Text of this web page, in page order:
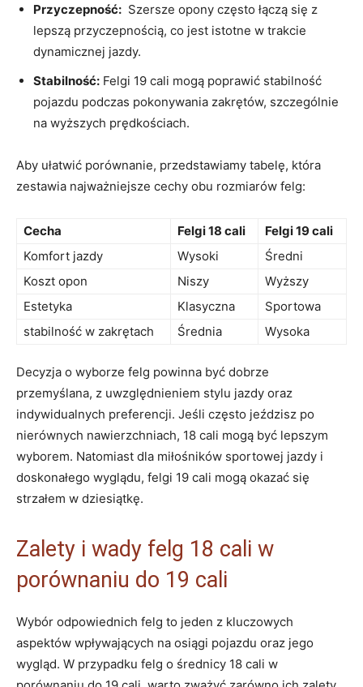
Przyczepność: ​ Szersze opony często łączą się z
lepszą​ przyczepnością, co jest istotne w trakcie⁢
dynamicznej jazdy.
Stabilność: Felgi⁣ 19 cali mogą poprawić⁢ stabilność
pojazdu podczas⁣ pokonywania‌ zakrętów, ⁢szczególnie‌
na wyższych⁢ prędkościach.
Aby ułatwić porównanie, ‍przedstawiamy tabelę, która
zestawia najważniejsze cechy obu ​rozmiarów ‍felg:
Cecha Felgi⁣ 18‌ cali
Felgi 19 cali
Komfort jazdy
Wysoki
Średni
Koszt opon
Niszy
Wyższy
Estetyka
Klasyczna
Sportowa
stabilność ‌w zakrętach
Średnia Wysoka
Decyzja⁢ o wyborze felg powinna być dobrze
przemyślana, z uwzględnieniem stylu jazdy oraz
indywidualnych preferencji.⁣ Jeśli ⁤często jeździsz po
nierównych nawierzchniach, 18 cali mogą⁣ być lepszym
wyborem. ⁣Natomiast dla miłośników sportowej jazdy i
doskonałego wyglądu, felgi 19 cali mogą okazać się
strzałem ​w ‍dziesiątkę.
Zalety i wady felg⁤ 18 cali w
porównaniu do 19 cali
Wybór⁤ odpowiednich felg to jeden z ‌kluczowych
aspektów wpływających na‌ osiągi⁤ pojazdu⁤ oraz ⁣jego
wygląd. W przypadku felg o⁢ średnicy⁣ 18 cali w